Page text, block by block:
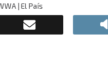
| El País